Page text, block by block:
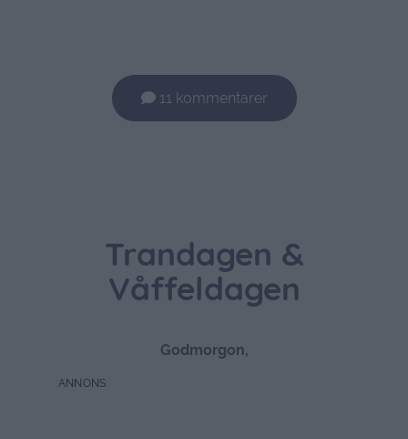
11 kommentarer
Trandagen &
Våffeldagen
Godmorgon,